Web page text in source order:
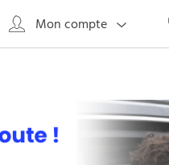
Mon compte